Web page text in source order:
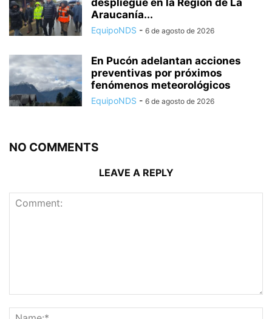
Araucanía...
EquipoNDS - 6 de agosto de 2026
En Pucón adelantan acciones
preventivas por próximos
fenómenos meteorológicos
EquipoNDS - 6 de agosto de 2026
NO COMMENTS
LEAVE A REPLY